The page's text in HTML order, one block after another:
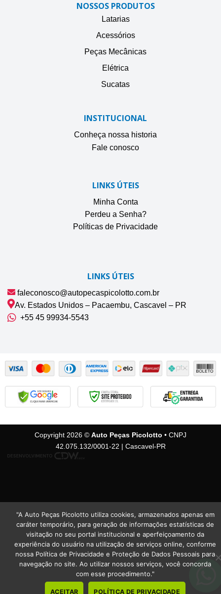
NOSSOS PRODUTOS
Latarias
Acessórios
Peças Mecânicas
Elétrica
Sucatas
INSTITUCIONAL
Conheça nossa historia
Fale conosco
LINKS ÚTEIS
Minha Conta
Perdeu a Senha?
Políticas de Privacidade
LINKS ÚTEIS
faleconosco@autopecaspicolotto.com.br
Av. Estados Unidos – Pacaembu, Cascavel – PR
+55 45 99934‑5543‬
Copyright 2026 © Auto Peças Picolotto • CNPJ
42.075.132/0001-22 | Cascavel-PR
"A Auto Peças Picolotto utiliza cookies, armazenados apenas em
caráter temporário, para geração de informações estatísticas de
visitação no seu portal institucional e aperfeiçoamento da
experiência do usuário na utilização de serviços online, conforme
nossa Política de Privacidade e Proteção de Dados Pessoais para
navegação no site. Ao utilizar nossos serviços, você concorda
com esse procedimento."
ACEITAR POLÍTICA DE PRIVACIDADE